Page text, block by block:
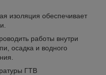
изоляция обеспечивает
работы внутри
осадка и водного
ГТВ